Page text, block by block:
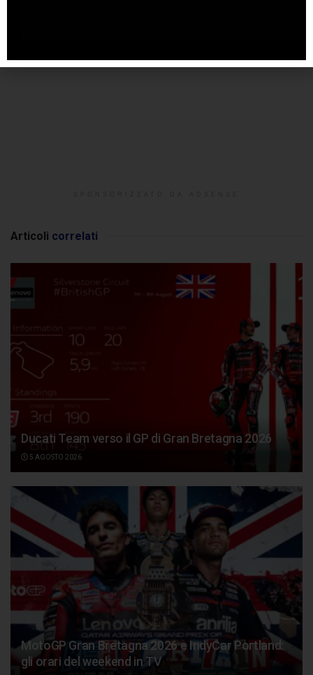
Articoli correlati
Ducati Team verso il GP di Gran Bretagna 2026
5 AGOSTO 2026
MotoGP Gran Bretagna 2026 e IndyCar Portland:
gli orari del weekend in TV